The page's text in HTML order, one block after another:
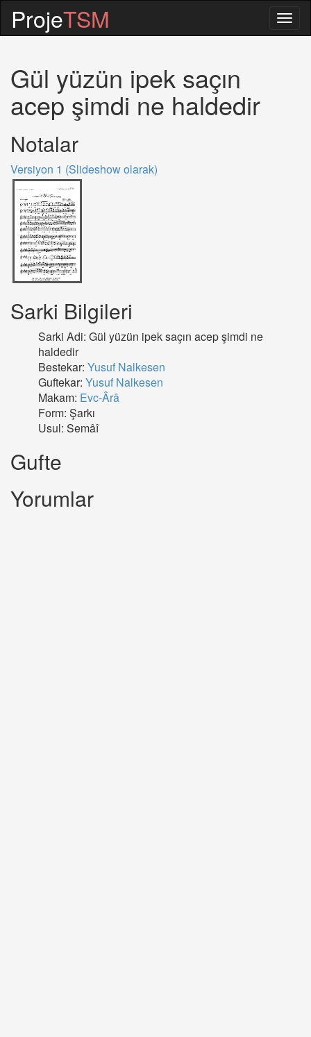
ProjeTSM
Gül yüzün ipek saçın
acep şimdi ne haldedir
Notalar
Versiyon 1 (Slideshow olarak)
Sarki Bilgileri
Sarki Adi: Gül yüzün ipek saçın acep şimdi ne
haldedir
Bestekar: Yusuf Nalkesen
Guftekar: Yusuf Nalkesen
Makam: Evc-Ârâ
Form: Şarkı
Usul: Semâî
Gufte
Yorumlar